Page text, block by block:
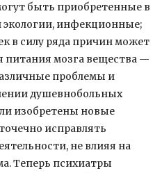
быть приобретенные в
экологии, инфекционные;
в силу ряда причин может
мозга вещества —
проблемы и
душевнобольных
изобретены новые
исправлять
не влияя на
Теперь психиатры